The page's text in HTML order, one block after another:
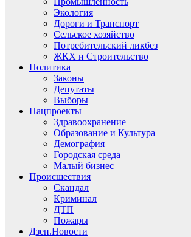
Экология
Дороги и Транспорт
Сельское хозяйство
Потребительский ликбез
ЖКХ и Строительство
Политика
Законы
Депутаты
Выборы
Нацпроекты
Здравоохранение
Образование и Культура
Демография
Городская среда
Малый бизнес
Происшествия
Скандал
Криминал
ДТП
Пожары
Дзен.Новости